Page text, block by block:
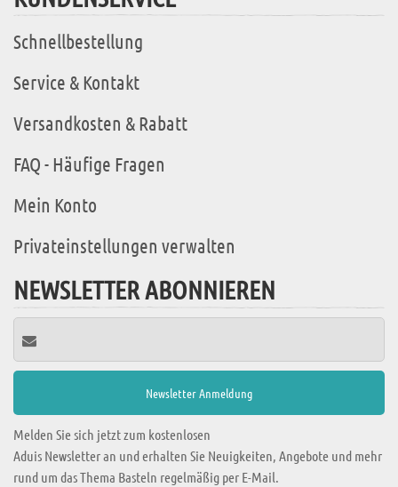
Schnellbestellung
Service & Kontakt
Versandkosten & Rabatt
FAQ - Häufige Fragen
Mein Konto
Privateinstellungen verwalten
NEWSLETTER ABONNIEREN
Melden Sie sich jetzt zum kostenlosen
Aduis Newsletter an und erhalten Sie Neuigkeiten, Angebote und mehr
rund um das Thema Basteln regelmäßig per E-Mail.